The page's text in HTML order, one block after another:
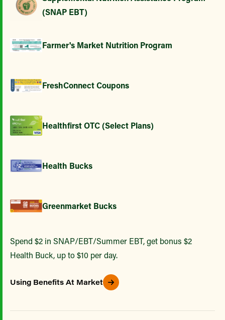
(SNAP EBT)
Farmer's Market Nutrition Program
FreshConnect Coupons
Healthfirst OTC (Select Plans)
Health Bucks
Greenmarket Bucks
Spend $2 in SNAP/EBT/Summer EBT, get bonus $2
Health Buck, up to $10 per day.
Using Benefits At Market